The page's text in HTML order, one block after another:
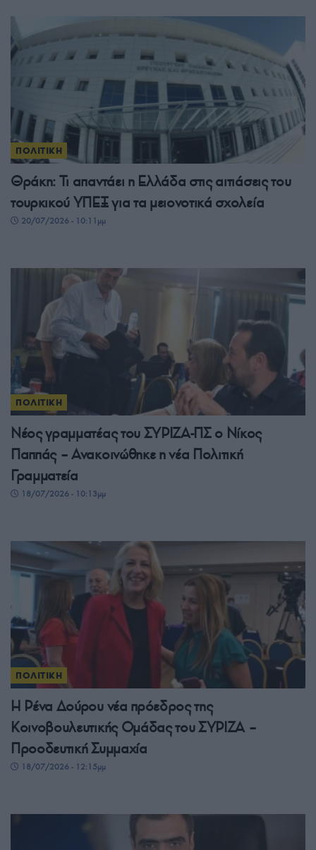
ΠΟΛΙΤΙΚΗ
Θράκη: Τι απαντάει η Ελλάδα στις αιτιάσεις του
τουρκικού ΥΠΕΞ για τα μειονοτικά σχολεία
20/07/2026 - 10:11μμ
ΠΟΛΙΤΙΚΗ
Νέος γραμματέας του ΣΥΡΙΖΑ-ΠΣ ο Νίκος
Παππάς – Ανακοινώθηκε η νέα Πολιτική
Γραμματεία
18/07/2026 - 10:13μμ
ΠΟΛΙΤΙΚΗ
Η Ρένα Δούρου νέα πρόεδρος της
Κοινοβουλευτικής Ομάδας του ΣΥΡΙΖΑ –
Προοδευτική Συμμαχία
18/07/2026 - 12:15μμ